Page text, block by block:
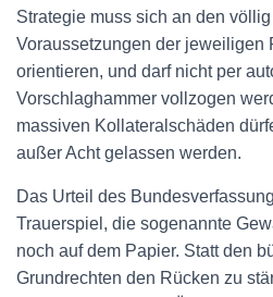
Strategie muss sich an den
Voraussetzungen der jeweiligen
orientieren, und darf nicht per
Vorschlaghammer vollzogen
massiven Kollateralschäden
außer Acht gelassen werden.
Das Urteil des
Trauerspiel, die sogenannte
noch auf dem Papier. Statt den
Grundrechten den Rücken zu